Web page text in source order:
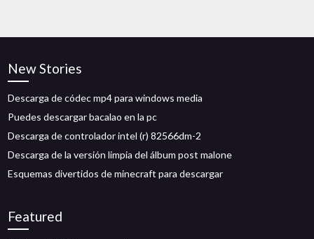
New Stories
Descarga de códec mp4 para windows media
Puedes descargar bacalao en la pc
Descarga de controlador intel (r) 82566dm-2
Descarga de la versión limpia del álbum post malone
Esquemas divertidos de minecraft para descargar
Featured